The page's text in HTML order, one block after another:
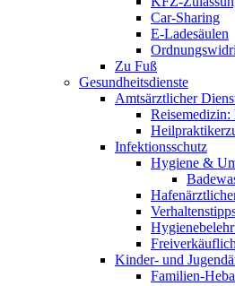
Car-Sharing
E-Ladesäulen
Zu Fuß
Gesundheitsdienste
Amtsärztlicher
Infektionsschutz
Hygiene &
Kinder- und
Familien-